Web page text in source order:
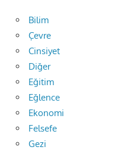
Bilim
Çevre
Cinsiyet
Diğer
Eğitim
Eğlence
Ekonomi
Felsefe
Gezi